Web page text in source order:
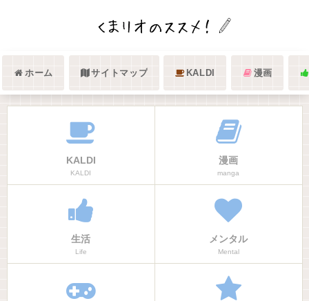
ホーム サイトマップ KALDI 漫画
KALDI
KALDI
漫画
manga
生活
Life
メンタル
Mental